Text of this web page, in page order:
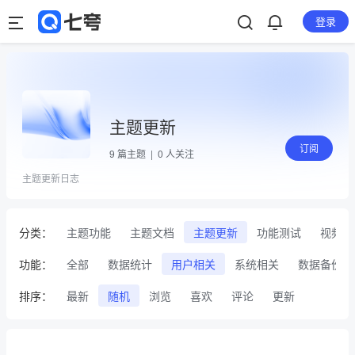
登录
主题更新
9 篇主题 | 0 人关注 订阅
主题更新日志
分类： 主题功能 主题文档 主题更新 功能测试
视频
功能：
全部 数据统计 用户相关 系统相关
数据备份
排序：
最新 随机 浏览 喜欢 评论 更新